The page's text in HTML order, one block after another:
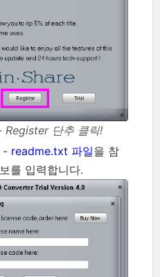
Register 단추 클릭!
- readme.txt 파일을 참
를 입력합니다.